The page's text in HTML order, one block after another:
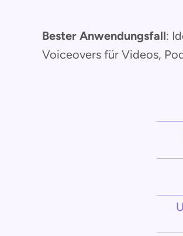
Bester Anwendungsfall:
Voiceovers für Videos,